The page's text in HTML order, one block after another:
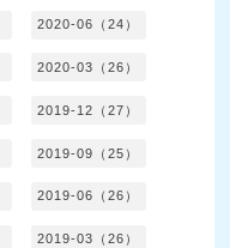
2020-06（24）
2020-03（26）
2019-12（27）
2019-09（25）
2019-06（26）
2019-03（26）